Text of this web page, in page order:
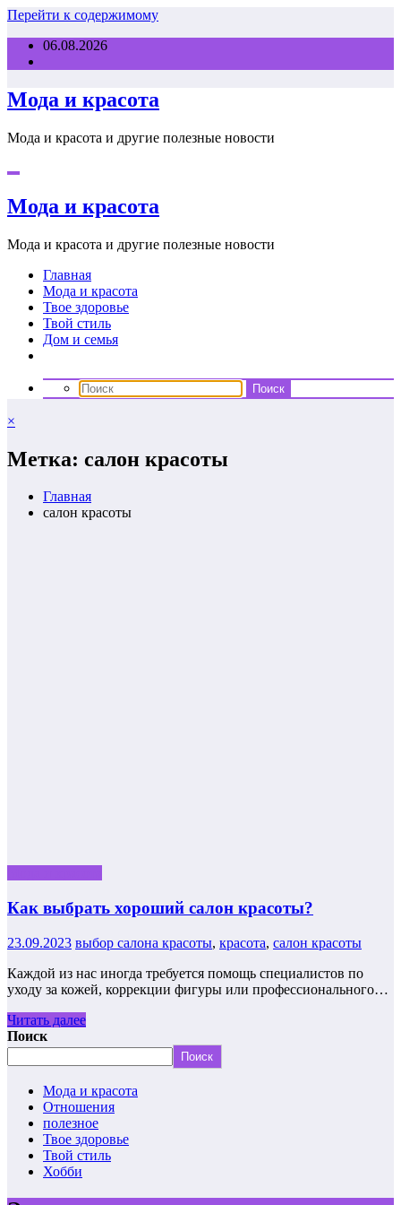
Перейти к содержимому
06.08.2026
Мода и красота
Мода и красота и другие полезные новости
Мода и красота
Мода и красота и другие полезные новости
Главная
Мода и красота
Твое здоровье
Твой стиль
Дом и семья
×
Метка: салон красоты
Главная
салон красоты
Как выбрать хороший салон красоты?
23.09.2023 выбор салона красоты, красота, салон красоты
Каждой из нас иногда требуется помощь специалистов по
уходу за кожей, коррекции фигуры или профессионального…
Читать далее
Поиск
Поиск
Мода и красота
Отношения
полезное
Твое здоровье
Твой стиль
Хобби